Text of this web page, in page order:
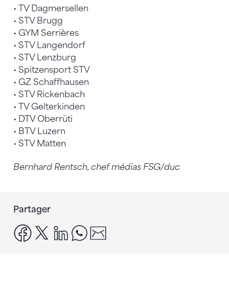
• TV Dagmersellen
• STV Brugg
• GYM Serrières
• STV Langendorf
• STV Lenzburg
• Spitzensport STV
• GZ Schaffhausen
• STV Rickenbach
• TV Gelterkinden
• DTV Oberrüti
• BTV Luzern
• STV Matten
Bernhard Rentsch, chef médias FSG/duc
Partager
facebook
x linkedinwhatsapp